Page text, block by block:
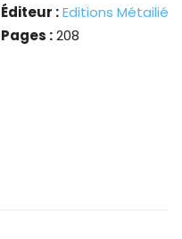
Éditeur :Editions Métailié
Pages :208